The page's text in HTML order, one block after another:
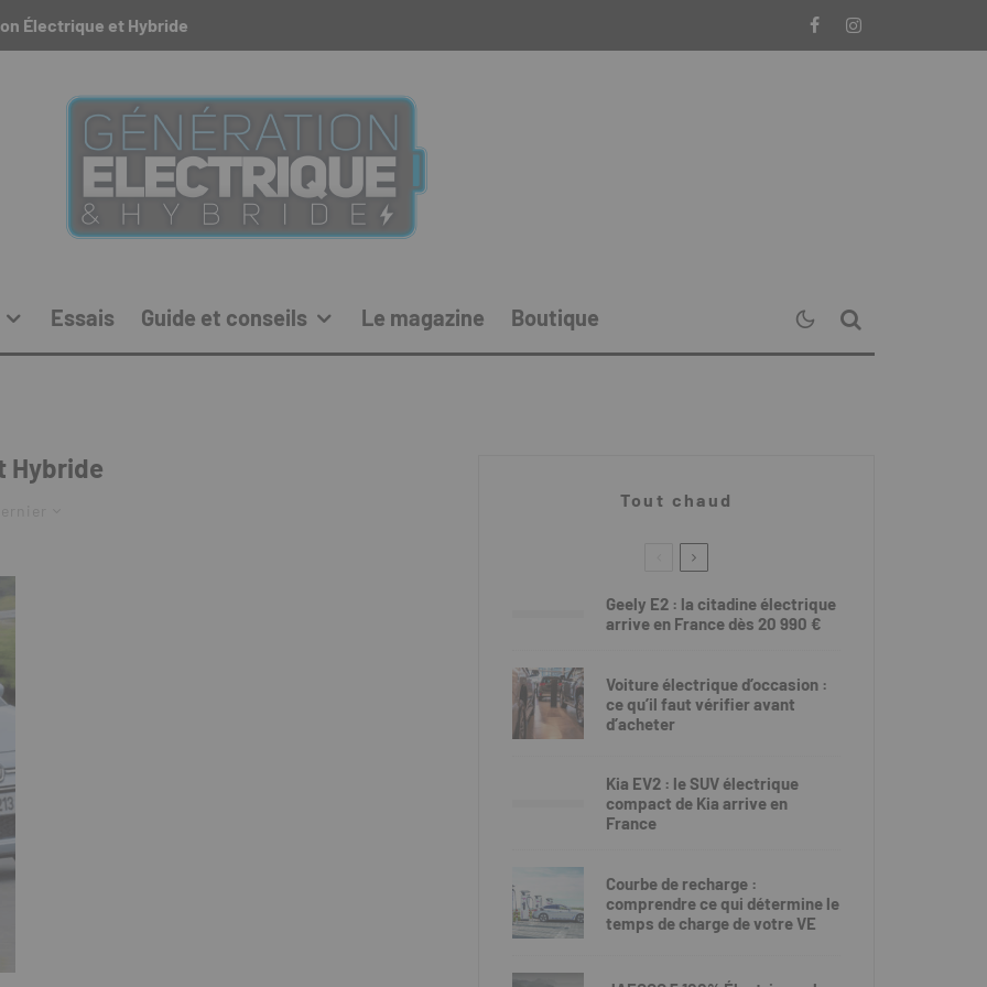
Électrique et Hybride
Essais Guide et conseils Le magazine Boutique
Hybride
Tout chaud
Geely E2 : la citadine électrique
arrive en France dès 20 990 €
Voiture électrique d’occasion :
ce qu’il faut vérifier avant
d’acheter
Kia EV2 : le SUV électrique
compact de Kia arrive en
France
Courbe de recharge :
comprendre ce qui détermine le
temps de charge de votre VE